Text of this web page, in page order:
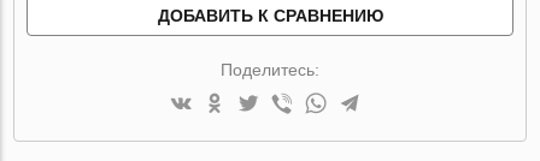
ДОБАВИТЬ К СРАВНЕНИЮ
Поделитесь: